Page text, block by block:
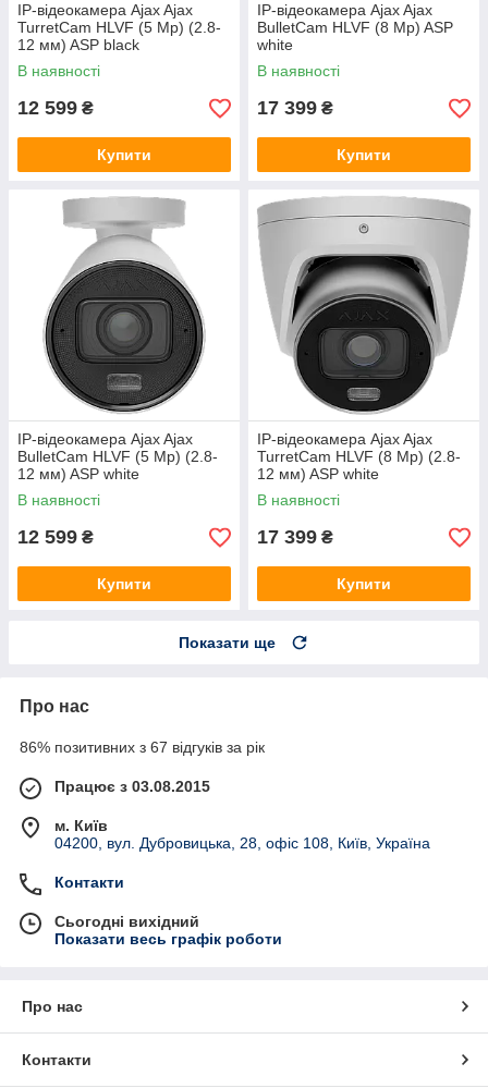
IP-відеокамера Ajax Ajax
TurretCam HLVF (5 Mp) (2.8-
12 мм) ASP black
В наявності
12 599 ₴
Купити
IP-відеокамера Ajax Ajax
BulletCam HLVF (8 Mp) ASP
white
В наявності
17 399 ₴
Купити
IP-відеокамера Ajax Ajax
BulletCam HLVF (5 Mp) (2.8-
12 мм) ASP white
В наявності
12 599 ₴
Купити
IP-відеокамера Ajax Ajax
TurretCam HLVF (8 Mp) (2.8-
12 мм) ASP white
В наявності
17 399 ₴
Купити
Показати ще
Про нас
86% позитивних з 67 відгуків за рік
Працює з 03.08.2015
м. Київ
04200, вул. Дубровицька, 28, офіс 108, Київ, Україна
Контакти
Сьогодні вихідний
Показати весь графік роботи
Про нас
Контакти